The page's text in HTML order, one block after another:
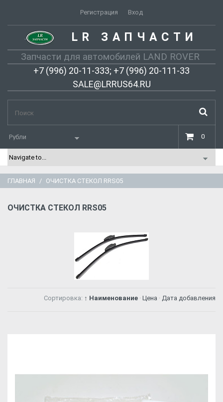
Регистрация Вход
- LR ЗАПЧАСТИ
Запчасти для автомобилей LAND ROVER
+7 (996) 20-11-333; +7 (996) 20-111-33
SALE@LRRUS64.RU
0
ГЛАВНАЯ ОЧИСТКА СТЕКОЛ RRS05
ОЧИСТКА СТЕКОЛ RRS05
Сортировка: ↑ Наименование · Цена · Дата добавления